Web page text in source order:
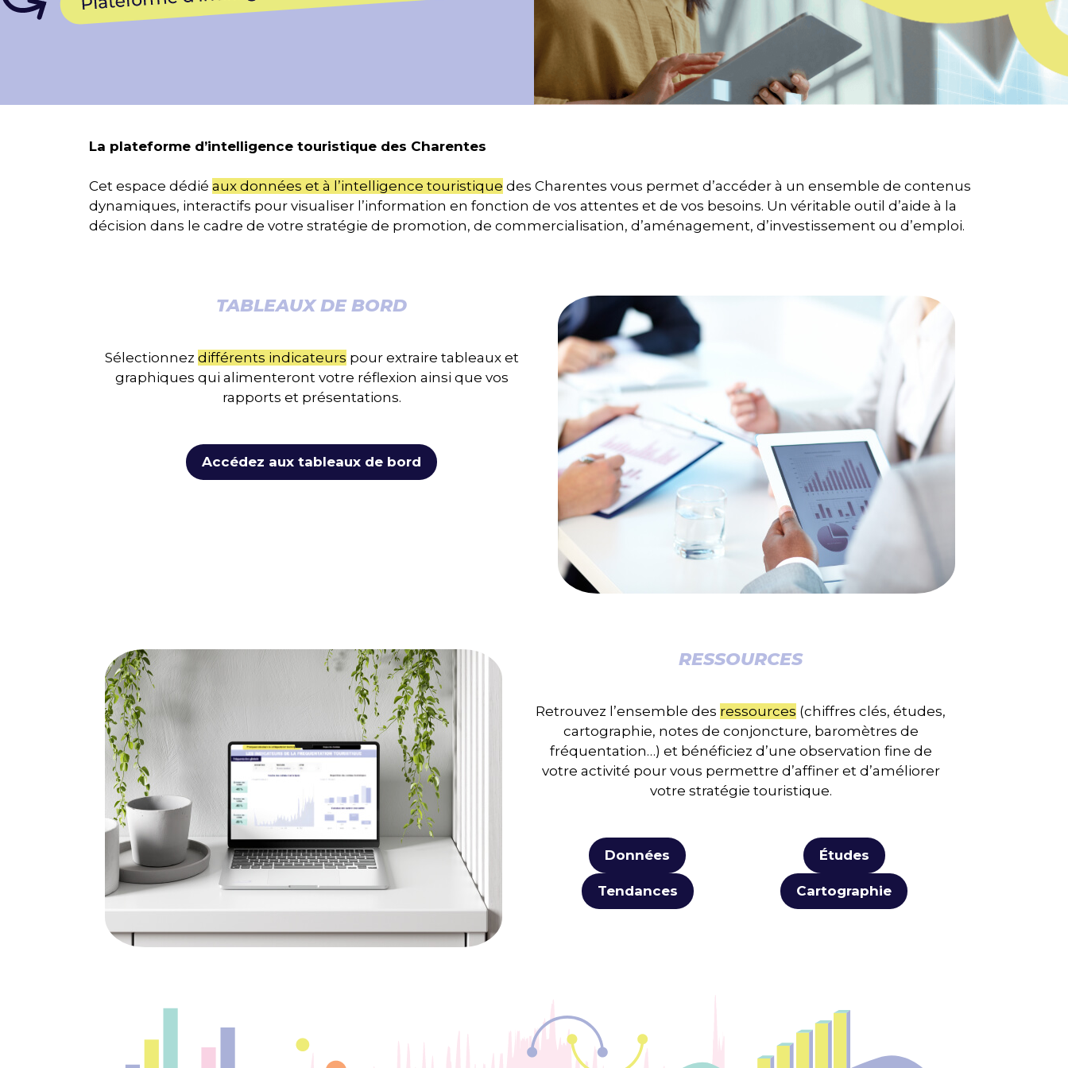
La plateforme d’intelligence touristique des Charentes
Cet espace dédié aux données et à l’intelligence touristique des Charentes vous permet d’accéder à un ensemble de contenus
dynamiques, interactifs pour visualiser l’information en fonction de vos attentes et de vos besoins. Un véritable outil d’aide à la
décision dans le cadre de votre stratégie de promotion, de commercialisation, d’aménagement, d’investissement ou d’emploi.
TABLEAUX DE BORD
Sélectionnez différents indicateurs pour extraire tableaux et
graphiques qui alimenteront votre réflexion ainsi que vos
rapports et présentations.
Accédez aux tableaux de bord
RESSOURCES
Retrouvez l’ensemble des ressources (chiffres clés, études,
cartographie, notes de conjoncture, baromètres de
fréquentation…) et bénéficiez d’une observation fine de
votre activité pour vous permettre d’affiner et d’améliorer
votre stratégie touristique.
Données
Tendances
Études
Cartographie